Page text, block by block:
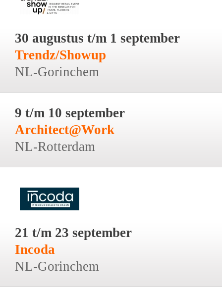
30 augustus t/m 1 september
Trendz/Showup
NL-Gorinchem
9 t/m 10 september
Architect@Work
NL-Rotterdam
21 t/m 23 september
Incoda
NL-Gorinchem